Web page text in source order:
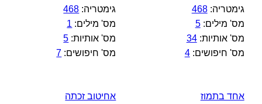
גימטריה:468
מס' מילים:5
מס' אותיות:34
מס' חיפושים:4
גימטריה: 468
מס' מילים: 1
מס' אותיות: 5
מס' חיפושים: 7
אחד בתמוז
אחיטוב זכתה